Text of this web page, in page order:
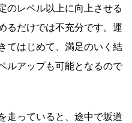
のレベル以上に向上させる
るだけでは不充分です。運
てはじめて、満足のいく結
ルアップも可能となるので
走っていると、途中で坂道